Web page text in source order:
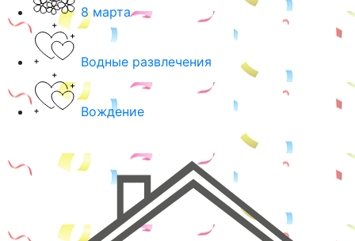
8 марта
Водные развлечения
Вождение